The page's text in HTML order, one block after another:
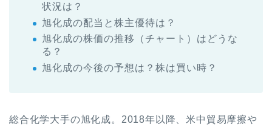
状況は？
旭化成の配当と株主優待は？
旭化成の株価の推移（チャート）はどうな
る？
旭化成の今後の予想は？株は買い時？
総合化学大手の旭化成。2018年以降、米中貿易摩擦や